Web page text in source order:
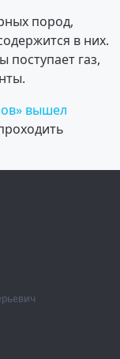
пород,
в них.
поступает газ,
вышел